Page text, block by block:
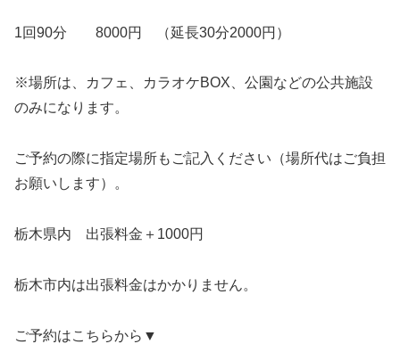
1回90分 8000円 （延長30分2000円）
※場所は、カフェ、カラオケBOX、公園などの公共施設
のみになります。
ご予約の際に指定場所もご記入ください（場所代はご負担
お願いします）。
栃木県内 出張料金＋1000円
栃木市内は出張料金はかかりません。
ご予約はこちらから▼